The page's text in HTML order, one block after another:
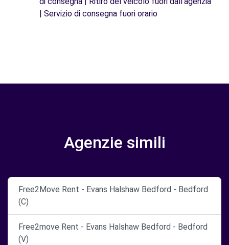
| Servizio di consegna fuori orario
Agenzie simili
Free2Move Rent - Evans Halshaw Bedford - Bedford
(C)
Free2move Rent - Evans Halshaw Bedford - Bedford
(V)